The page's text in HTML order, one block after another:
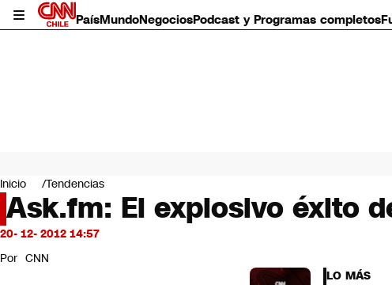
PaísMundoNegociosPodcast y Programas completos
Mundo
Negocios
Deportes
Programas completos
Servicios
Inicio Tendencias
Ask.fm: El explosivo éxito
20- 12- 2012 14:57
Por CNN
LO MÁS